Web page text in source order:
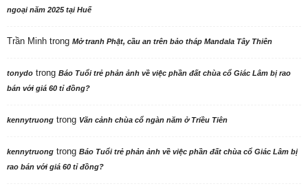
ngoại năm 2025 tại Huế
Trần Minh trong Mở tranh Phật, cầu an trên bảo tháp Mandala Tây Thiên
tonydo trong Báo Tuổi trẻ phản ảnh về việc phần đất chùa cổ Giác Lâm bị rao
bán với giá 60 tỉ đồng?
kennytruong trong Vãn cảnh chùa cổ ngàn năm ở Triều Tiên
kennytruong trong Báo Tuổi trẻ phản ảnh về việc phần đất chùa cổ Giác Lâm bị
rao bán với giá 60 tỉ đồng?